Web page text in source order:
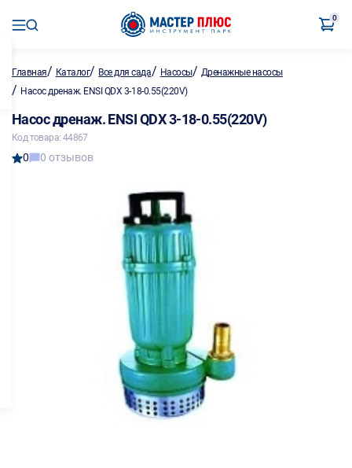
0
Главная/ Каталог/ Все для сада/ Насосы/ Дренажные насосы
/ Насос дренаж. ENSI QDX 3-18-0.55(220V)
Насос дренаж. ENSI QDX 3-18-0.55(220V)
Код товара: 44867
0 0 отзывов